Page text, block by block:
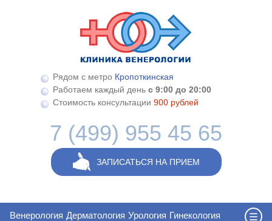
Рядом с метро Кропоткинская
Работаем каждый день с 9:00 до 20:00
Стоимость консультации 900 рублей
7 (499) 955 45 65
ЗАПИСАТЬСЯ НА ПРИЕМ
Венерология Дерматология Урология Гинекология